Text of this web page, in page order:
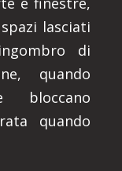
lasciati
di
quando
quando